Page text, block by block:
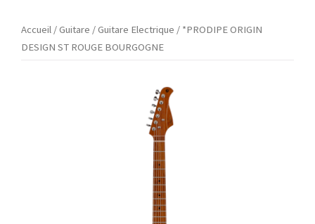
Accueil /Guitare /Guitare Electrique / *PRODIPE ORIGIN
DESIGN ST ROUGE BOURGOGNE